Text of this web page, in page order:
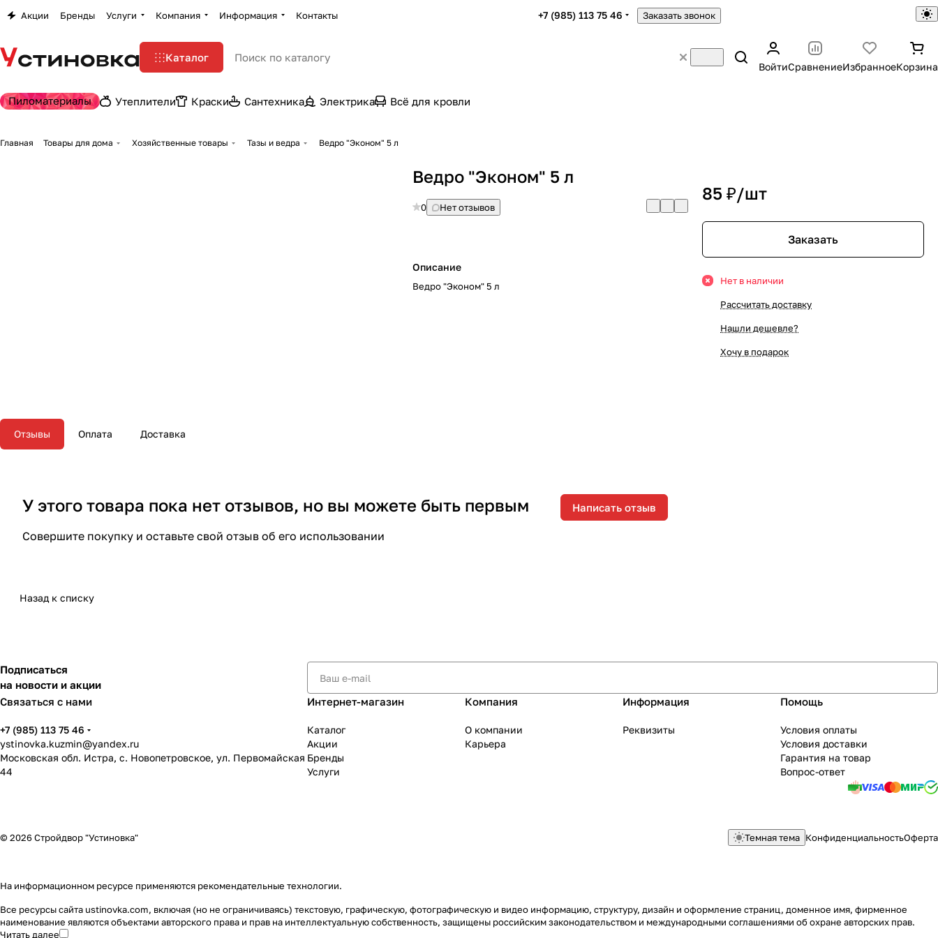
Акции Бренды Услуги Компания Информация Контакты +7 (985) 113 75 46 Заказать звонок
Каталог
ВойтиСравнениеИзбранноеКорзина
Пиломатериалы Утеплители Краски Сантехника Электрика Всё для кровли
Главная Товары для дома Хозяйственные товары Тазы и ведра Ведро "Эконом" 5 л
Ведро "Эконом" 5 л
0 Нет отзывов
Описание
Ведро "Эконом" 5 л
85 ₽/шт
Заказать
Нет в наличии
Рассчитать доставку
Нашли дешевле?
Хочу в подарок
Отзывы Оплата Доставка
У этого товара пока нет отзывов, но вы можете быть первым
Совершите покупку и оставьте свой отзыв об его использовании
Написать отзыв
Назад к списку
Подписаться
на новости и акции
Связаться с нами
+7 (985) 113 75 46
ystinovka.kuzmin@yandex.ru
Московская обл. Истра, с. Новопетровское, ул. Первомайская
44
Интернет-магазин
Каталог
Акции
Бренды
Услуги
Компания
О компании
Карьера
Информация
Реквизиты
Помощь
Условия оплаты
Условия доставки
Гарантия на товар
Вопрос-ответ
© 2026 Стройдвор "Устиновка" Темная тема КонфиденциальностьОферта
На информационном ресурсе применяются рекомендательные технологии.
Все ресурсы сайта ustinovka.com, включая (но не ограничиваясь) текстовую, графическую, фотографическую и видео информацию, структуру, дизайн и оформление страниц, доменное имя, фирменное
наименование являются объектами авторского права и прав на интеллектуальную собственность, защищены российским законодательством и международными соглашениями об охране авторских прав.
Читать далее